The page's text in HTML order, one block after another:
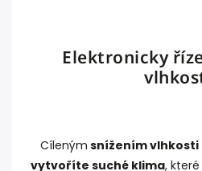
Elektronicky
Cíleným snížením vlhkosti
vytvoříte suché klima,